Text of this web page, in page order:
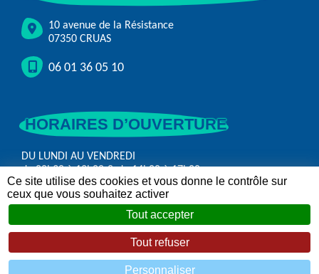
10 avenue de la Résistance
07350 CRUAS
06 01 36 05 10
HORAIRES D’OUVERTURE
DU LUNDI AU VENDREDI
de 08h30 à 12h00 & de 14h00 à 17h00
Ce site utilise des cookies et vous donne le contrôle sur
ceux que vous souhaitez activer
Tout accepter
Tout refuser
Personnaliser